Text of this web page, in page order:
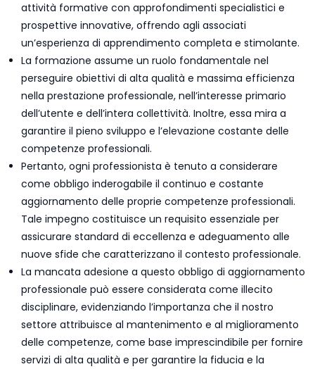
attività formative con approfondimenti specialistici e
prospettive innovative, offrendo agli associati
un’esperienza di apprendimento completa e stimolante.
La formazione assume un ruolo fondamentale nel
perseguire obiettivi di alta qualità e massima efficienza
nella prestazione professionale, nell’interesse primario
dell’utente e dell’intera collettività. Inoltre, essa mira a
garantire il pieno sviluppo e l’elevazione costante delle
competenze professionali.
Pertanto, ogni professionista è tenuto a considerare
come obbligo inderogabile il continuo e costante
aggiornamento delle proprie competenze professionali.
Tale impegno costituisce un requisito essenziale per
assicurare standard di eccellenza e adeguamento alle
nuove sfide che caratterizzano il contesto professionale.
La mancata adesione a questo obbligo di aggiornamento
professionale può essere considerata come illecito
disciplinare, evidenziando l’importanza che il nostro
settore attribuisce al mantenimento e al miglioramento
delle competenze, come base imprescindibile per fornire
servizi di alta qualità e per garantire la fiducia e la